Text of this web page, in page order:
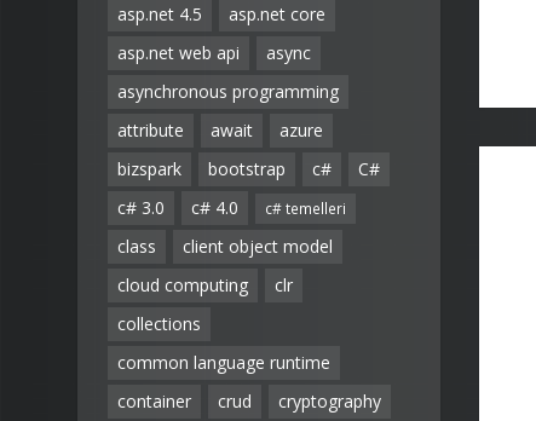
asp.net 4.5
asp.net core
asp.net web api
async
asynchronous programming
attribute
await
azure
bizspark
bootstrap c#
C#
c# 3.0
c# 4.0 c# temelleri
class
client object model
cloud computing
clr
collections
common language runtime
container
crud
cryptography